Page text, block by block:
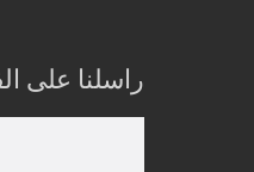
راسلنا على